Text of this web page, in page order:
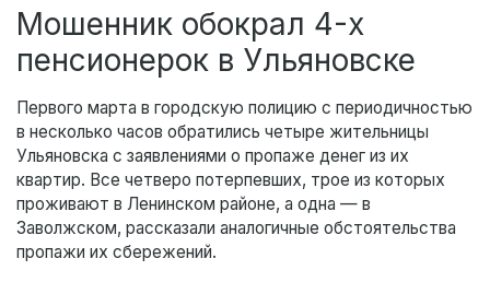
Мошенник обокрал 4-х
пенсионерок в Ульяновске
Первого марта в городскую полицию с периодичностью
в несколько часов обратились четыре жительницы
Ульяновска с заявлениями о пропаже денег из их
квартир. Все четверо потерпевших, трое из которых
проживают в Ленинском районе, а одна — в
Заволжском, рассказали аналогичные обстоятельства
пропажи их сбережений.